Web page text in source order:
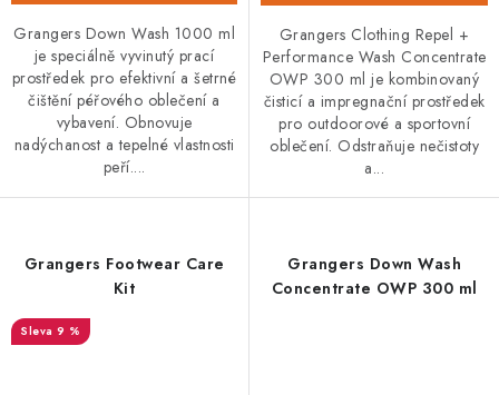
Grangers Down Wash 1000 ml
je speciálně vyvinutý prací
prostředek pro efektivní a šetrné
čištění péřového oblečení a
vybavení. Obnovuje
nadýchanost a tepelné vlastnosti
peří....
Grangers Clothing Repel +
Performance Wash Concentrate
OWP 300 ml je kombinovaný
čisticí a impregnační prostředek
pro outdoorové a sportovní
oblečení. Odstraňuje nečistoty
a...
Grangers Footwear Care
Kit
9 %
Grangers Down Wash
Concentrate OWP 300 ml